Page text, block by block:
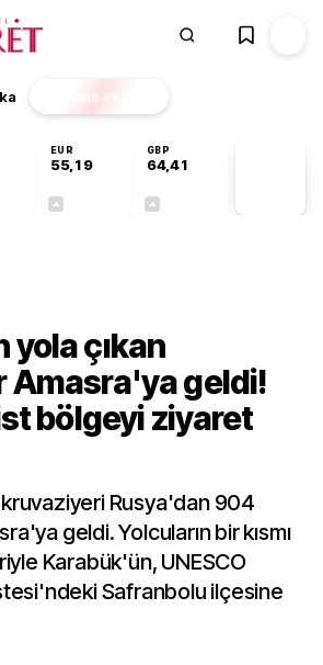
Finans EKSTRA
EUR
55,19
GBP
64,41
yola çıkan
Amasra'ya geldi!
bölgeyi ziyaret
Rusya'dan 904
geldi. Yolcuların bir kısmı
Karabük'ün, UNESCO
Safranbolu ilçesine